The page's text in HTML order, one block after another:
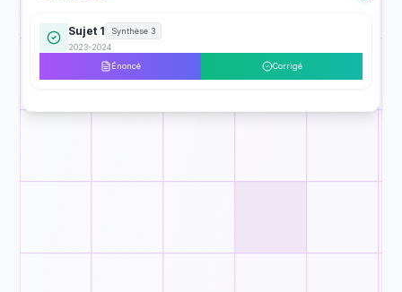
Sujet 1
Synthèse 3
2023-2024
Énoncé
Corrigé